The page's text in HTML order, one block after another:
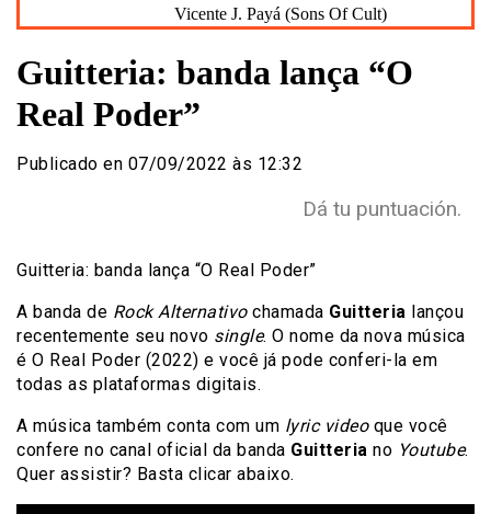
Vicente J. Payá (Sons Of Cult)
Guitteria: banda lança “O
Real Poder”
Publicado en 07/09/2022 às 12:32
Dá tu puntuación.
Guitteria: banda lança “O Real Poder”
A banda de Rock Alternativochamada Guitteria lançou
recentemente seu novo single. O nome da nova música
é O Real Poder (2022) e você já pode conferi-la em
todas as plataformas digitais.
A música também conta com um lyric videoque você
confere no canal oficial da banda Guitteria no Youtube.
Quer assistir? Basta clicar abaixo.